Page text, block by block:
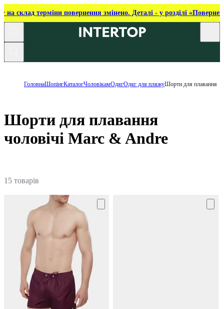
на склад терміни повернення змінено. Деталі - у розділі
ГоловнаШопінгКаталогЧоловікамОдягОдяг для пляжуШорти для плавання
Шорти для плавання
чоловічі Marc & Andre
15 товарів